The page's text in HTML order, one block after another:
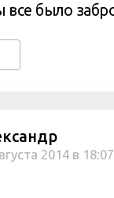
все было
2014 в 18:07